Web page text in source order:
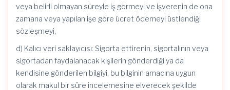
veya belirli olmayan süreyle iş görmeyi ve işverenin de ona
zamana veya yapılan işe göre ücret ödemeyi üstlendiği
sözleşmeyi,
d) Kalıcı veri saklayıcısı: Sigorta ettirenin, sigortalının veya
sigortadan faydalanacak kişilerin gönderdiği ya da
kendisine gönderilen bilgiyi, bu bilginin amacına uygun
olarak makul bir süre incelemesine elverecek şekilde